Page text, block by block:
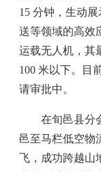
15 分钟，生动
送等领域的高效
运载无人机，其
100 米以下。目
请审批中。
在旬邑县分会
邑至马栏低空物
飞，成功跨越山